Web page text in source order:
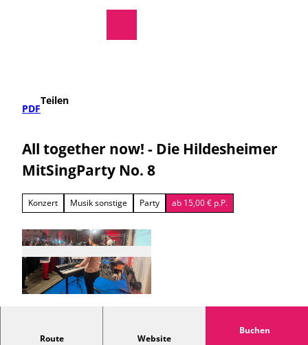
PDF
Teilen
All together now! - Die Hildesheimer
MitSingParty No. 8
Konzert Musik sonstige Party ab 15,00 € p.P.
Route Website
Buchen
100% live. 100% Spaß. Und IHR seid die Stars. HIER